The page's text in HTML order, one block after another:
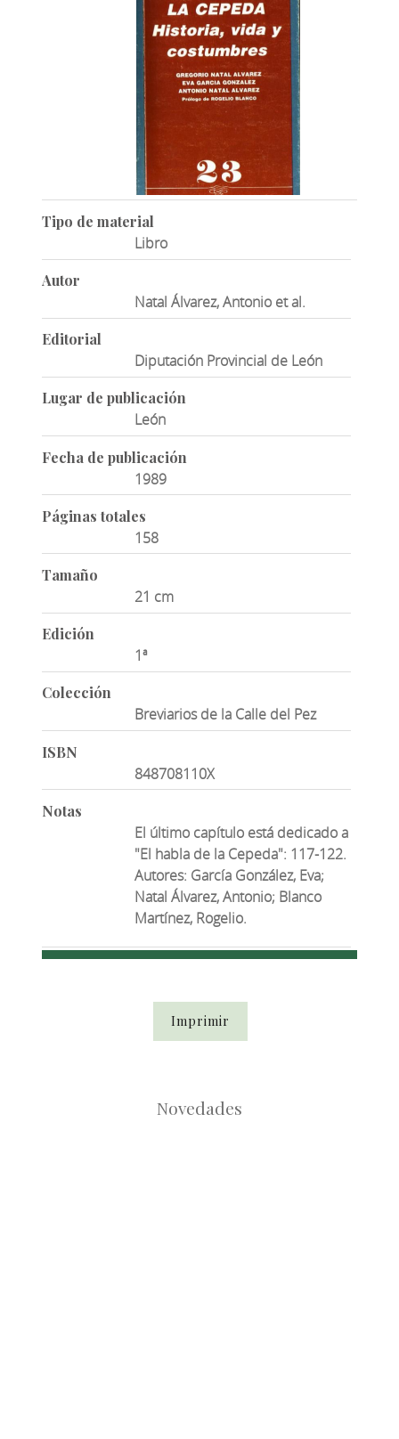
Tipo de material
Libro
Autor
Natal Álvarez, Antonio et al.
Editorial
Diputación Provincial de León
Lugar de publicación
León
Fecha de publicación
1989
Páginas totales
158
Tamaño
21 cm
Edición
1ª
Colección
Breviarios de la Calle del Pez
ISBN
848708110X
Notas
El último capítulo está dedicado a
"El habla de la Cepeda": 117-122.
Autores: García González, Eva;
Natal Álvarez, Antonio; Blanco
Martínez, Rogelio.
Imprimir
Novedades